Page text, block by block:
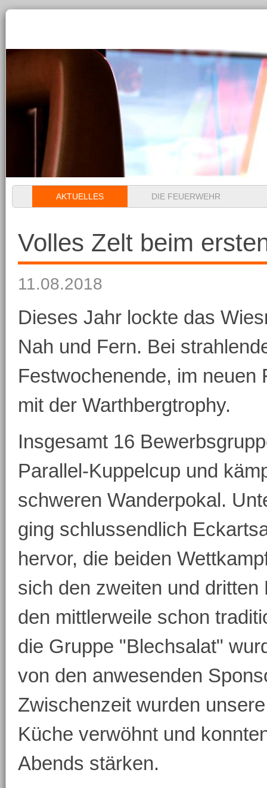
Navigation
AKTUELLES DIE FEUERWEHR
Volles Zelt beim
11.08.2018
Dieses Jahr lockte das
Nah und Fern. Bei
Festwochenende, im neuen
mit der Warthbergtrophy.
Insgesamt 16
Parallel-Kuppelcup und
schweren Wanderpokal.
ging schlussendlich
hervor, die beiden
sich den zweiten und
den mittlerweile schon
die Gruppe "Blechsalat"
von den anwesenden
Zwischenzeit wurden
Küche verwöhnt und
Abends stärken.